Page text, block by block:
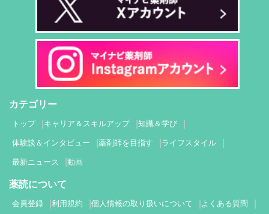
カテゴリー
トップ キャリア＆スキルアップ 知識＆学び
体験談＆インタビュー 薬剤師を目指す ライフスタイル
最新ニュース 動画
薬読について
会員登録 利用規約 個人情報の取り扱いについて よくある質問